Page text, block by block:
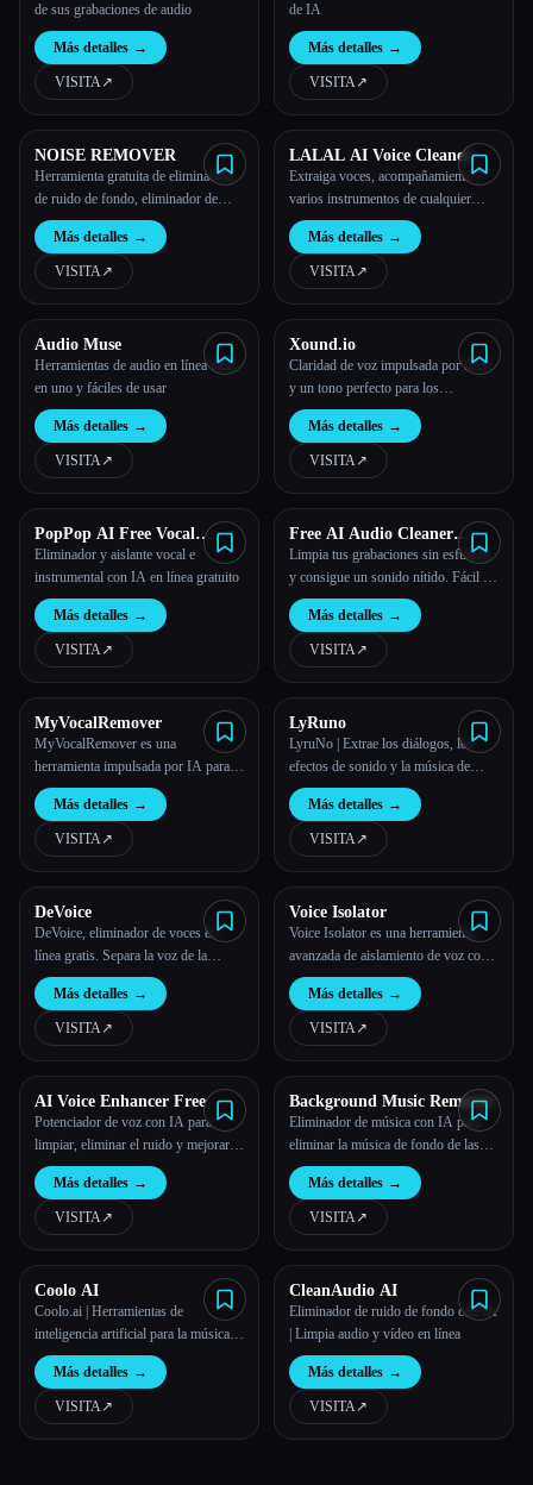
de sus grabaciones de audio
Más detalles →
VISITA↗︎
de IA
Más detalles →
VISITA↗︎
NOISE REMOVER
Herramienta gratuita de eliminación
de ruido de fondo, eliminador de
ruido con IA
Más detalles →
VISITA↗︎
LALAL AI Voice Cleaner
Extraiga voces, acompañamiento y
varios instrumentos de cualquier
audio y video
Más detalles →
VISITA↗︎
Audio Muse
Herramientas de audio en línea todo
en uno y fáciles de usar
Más detalles →
VISITA↗︎
Xound.io
Claridad de voz impulsada por la IA
y un tono perfecto para los
creadores.
Más detalles →
VISITA↗︎
PopPop AI Free Vocal
Remover
Eliminador y aislante vocal e
instrumental con IA en línea gratuito
Más detalles →
VISITA↗︎
Free AI Audio Cleaner
Online
Limpia tus grabaciones sin esfuerzo
y consigue un sonido nítido. Fácil y
eficaz. Reparación de audio.
Transforma las grabaciones con AI
Audio Cleaner. Reducción de ruido y
claridad de voz en tiempo real.
Más detalles →
VISITA↗︎
MyVocalRemover
MyVocalRemover es una
herramienta impulsada por IA para
eliminar las voces y aislarlas de las
canciones.
Más detalles →
VISITA↗︎
LyRuno
LyruNo | Extrae los diálogos, los
efectos de sonido y la música de
cualquier vídeo
Más detalles →
VISITA↗︎
DeVoice
DeVoice, eliminador de voces en
línea gratis. Separa la voz de la
música, proporciona un eliminador
de voz de alta calidad en línea gratis
y un divisor de IA con una potente
IA.
Más detalles →
VISITA↗︎
Voice Isolator
Voice Isolator es una herramienta
avanzada de aislamiento de voz con
IA que te permite eliminar sin
esfuerzo el ruido de fondo y extraer
voces nítidas de cualquier archivo de
audio.
Más detalles →
VISITA↗︎
AI Voice Enhancer Free
Potenciador de voz con IA para
limpiar, eliminar el ruido y mejorar la
calidad del audio en Internet
Más detalles →
VISITA↗︎
Background Music Remover
Eliminador de música con IA para
eliminar la música de fondo de las
canciones y los vídeos
Más detalles →
VISITA↗︎
Coolo AI
Coolo.ai | Herramientas de
inteligencia artificial para la música:
quitar la voz, dividir las troncas
Más detalles →
VISITA↗︎
CleanAudio AI
Eliminador de ruido de fondo con IA
| Limpia audio y vídeo en línea
Más detalles →
VISITA↗︎